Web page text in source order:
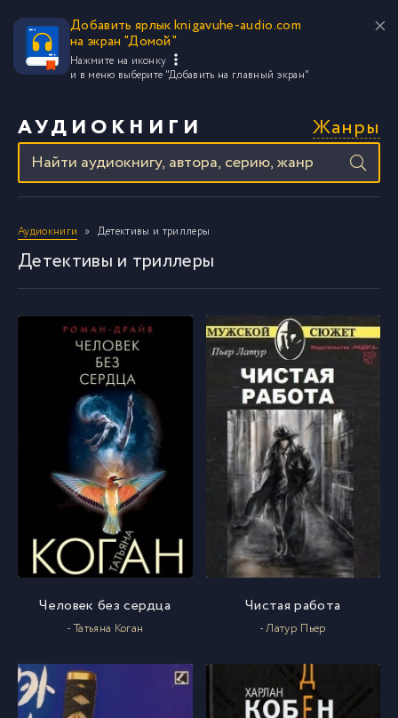
Добавить ярлык knigavuhe-audio.com
на экран "Домой"
Нажмите на иконку
и в меню выберите "Добавить на главный экран"
АУДИОКНИГИ Жанры
Аудиокниги Детективы и триллеры
Детективы и триллеры
Человек без сердца
- Татьяна Коган
Чистая работа
- Латур Пьер